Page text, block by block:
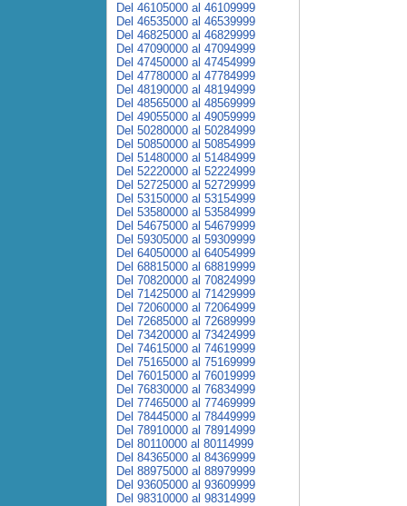
Del 46105000 al 46109999
Del 46535000 al 46539999
Del 46825000 al 46829999
Del 47090000 al 47094999
Del 47450000 al 47454999
Del 47780000 al 47784999
Del 48190000 al 48194999
Del 48565000 al 48569999
Del 49055000 al 49059999
Del 50280000 al 50284999
Del 50850000 al 50854999
Del 51480000 al 51484999
Del 52220000 al 52224999
Del 52725000 al 52729999
Del 53150000 al 53154999
Del 53580000 al 53584999
Del 54675000 al 54679999
Del 59305000 al 59309999
Del 64050000 al 64054999
Del 68815000 al 68819999
Del 70820000 al 70824999
Del 71425000 al 71429999
Del 72060000 al 72064999
Del 72685000 al 72689999
Del 73420000 al 73424999
Del 74615000 al 74619999
Del 75165000 al 75169999
Del 76015000 al 76019999
Del 76830000 al 76834999
Del 77465000 al 77469999
Del 78445000 al 78449999
Del 78910000 al 78914999
Del 80110000 al 80114999
Del 84365000 al 84369999
Del 88975000 al 88979999
Del 93605000 al 93609999
Del 98310000 al 98314999